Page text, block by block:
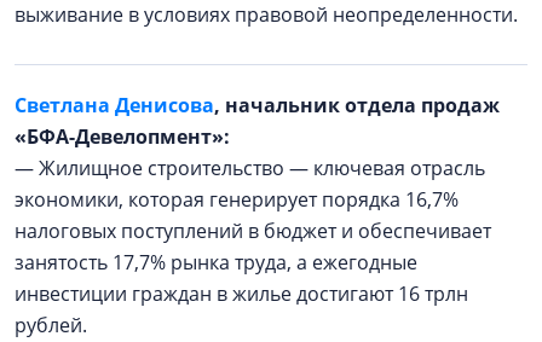
выживание в условиях правовой неопределенности.
Светлана Денисова, начальник отдела продаж
«БФА-Девелопмент»:
— Жилищное строительство — ключевая отрасль
экономики, которая генерирует порядка 16,7%
налоговых поступлений в бюджет и обеспечивает
занятость 17,7% рынка труда, а ежегодные
инвестиции граждан в жилье достигают 16 трлн
рублей.